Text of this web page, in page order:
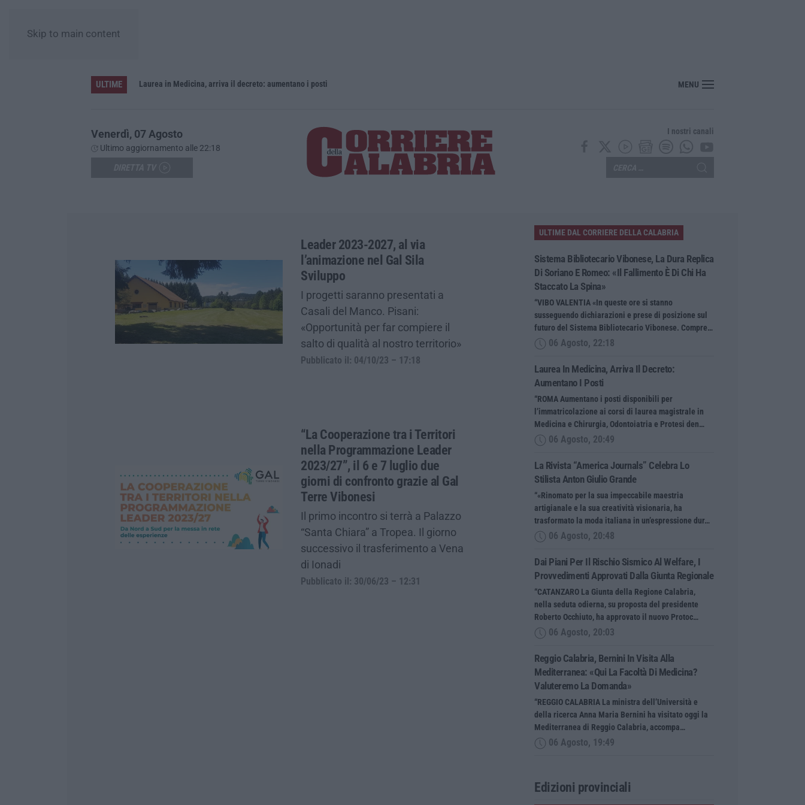
Skip to main content
ULTIME
Sistema bibliotecario vibonese, la dura replica di Soriano e Romeo: «Il fallimento è di chi ha staccato la spina» Laurea in Medicina, arriva il decreto: aumentano i posti La rivista “America Journals” celebra lo stilista Anton Giulio Grande
MENU
Venerdì, 07 Agosto
Ultimo aggiornamento alle 22:18
I nostri canali
Leader 2023-2027, al via
l’animazione nel Gal Sila
Sviluppo
I progetti saranno presentati a
Casali del Manco. Pisani:
«Opportunità per far compiere il
salto di qualità al nostro territorio»
Pubblicato il: 04/10/23 – 17:18
“La Cooperazione tra i Territori
nella Programmazione Leader
2023/27”, il 6 e 7 luglio due
giorni di confronto grazie al Gal
Terre Vibonesi
Il primo incontro si terrà a Palazzo
“Santa Chiara” a Tropea. Il giorno
successivo il trasferimento a Vena
di Ionadi
Pubblicato il: 30/06/23 – 12:31
ULTIME DAL CORRIERE DELLA CALABRIA
Sistema Bibliotecario Vibonese, La Dura Replica
Di Soriano E Romeo: «Il Fallimento È Di Chi Ha
Staccato La Spina»
“VIBO VALENTIA «In queste ore si stanno
susseguendo dichiarazioni e prese di posizione sul
futuro del Sistema Bibliotecario Vibonese. Compre…
06 Agosto, 22:18
Laurea In Medicina, Arriva Il Decreto:
Aumentano I Posti
“ROMA Aumentano i posti disponibili per
l’immatricolazione ai corsi di laurea magistrale in
Medicina e Chirurgia, Odontoiatria e Protesi den…
06 Agosto, 20:49
La Rivista “America Journals” Celebra Lo
Stilista Anton Giulio Grande
“«Rinomato per la sua impeccabile maestria
artigianale e la sua creatività visionaria, ha
trasformato la moda italiana in un’espressione dur…
06 Agosto, 20:48
Dai Piani Per Il Rischio Sismico Al Welfare, I
Provvedimenti Approvati Dalla Giunta Regionale
“CATANZARO La Giunta della Regione Calabria,
nella seduta odierna, su proposta del presidente
Roberto Occhiuto, ha approvato il nuovo Protoc…
06 Agosto, 20:03
Reggio Calabria, Bernini In Visita Alla
Mediterranea: «Qui La Facoltà Di Medicina?
Valuteremo La Domanda»
“REGGIO CALABRIA La ministra dell’Università e
della ricerca Anna Maria Bernini ha visitato oggi la
Mediterranea di Reggio Calabria, accompa…
06 Agosto, 19:49
Edizioni provinciali